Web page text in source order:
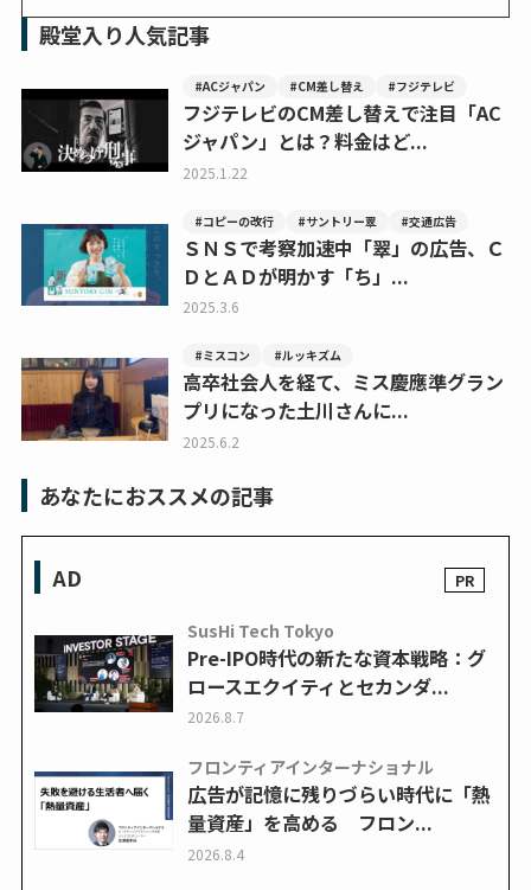
殿堂入り人気記事
#ACジャパン #CM差し替え #フジテレビ
フジテレビのCM差し替えで注目「AC
ジャパン」とは？料金はど...
2025.1.22
#コピーの改行 #サントリー翠 #交通広告
ＳＮＳで考察加速中「翠」の広告、Ｃ
ＤとＡＤが明かす「ち」...
2025.3.6
#ミスコン #ルッキズム
高卒社会人を経て、ミス慶應準グラン
プリになった土川さんに...
2025.6.2
あなたにおススメの記事
AD
SusHi Tech Tokyo
Pre-IPO時代の新たな資本戦略：グ
ロースエクイティとセカンダ...
2026.8.7
フロンティアインターナショナル
広告が記憶に残りづらい時代に「熱
量資産」を高める フロン...
2026.8.4